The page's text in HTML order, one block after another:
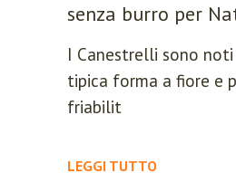
senza burro per
I Canestrelli sono
tipica forma a fiore e
friabilit
LEGGI TUTTO